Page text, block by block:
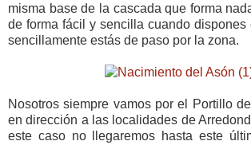
misma base de la cascada que forma
de forma fácil y sencilla cuando dispones
sencillamente estás de paso por la zona.
Nosotros siempre vamos por el Portillo
en dirección a las localidades de
este caso no llegaremos hasta este